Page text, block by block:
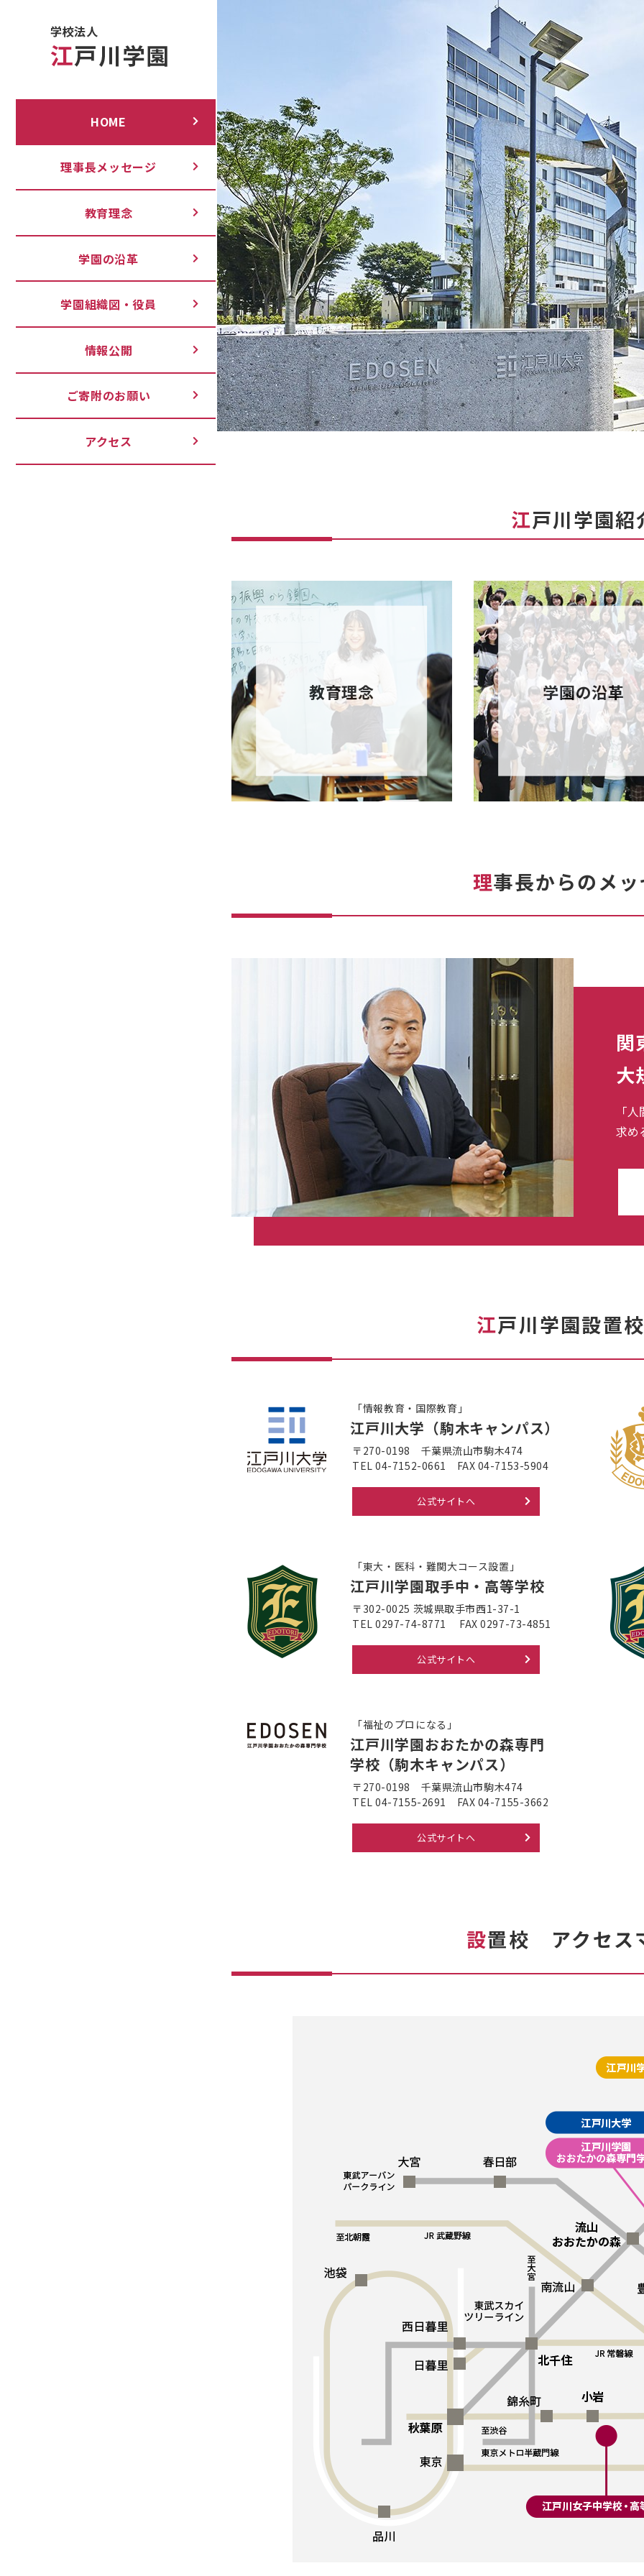
HOME
理事長メッセージ
教育理念
学園の沿革
学園組織図・役員
情報公開
ご寄附のお願い
アクセス
江戸川学園紹
教育理念 学園の沿革
理事長からのメ
関
大
「
求め
江戸川学園設置
「情報教育・国際教育」
江戸川大学 （駒木キャンパス）
〒270-0198 千葉県流山市駒木474
TEL 04-7152-0661 FAX 04-7153-5904
公式サイトへ
「東大・医科・難関大コース設置」
江戸川学園取手中・高等学校
〒302-0025 茨城県取手市西1-37-1
TEL 0297-74-8771 FAX 0297-73-4851
公式サイトへ
「福祉のプロになる」
江戸川学園おおたかの森専門
学校 （駒木キャンパス）
〒270-0198 千葉県流山市駒木474
TEL 04-7155-2691 FAX 04-7155-3662
公式サイトへ
設置校 アクセス